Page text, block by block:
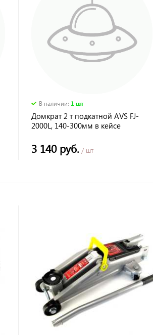
В наличии: 1 шт
Домкрат 2 т подкатной AVS FJ-
2000L, 140-300мм в кейсе
3 140 руб./ шт